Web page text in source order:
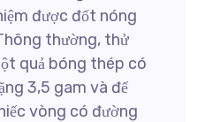
được đốt nóng
thường, thử
quả bóng thép có
3,5 gam và để
vòng có đường